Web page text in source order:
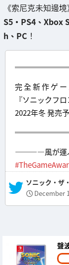
《索尼克未知邊
S5・PS4、Xbox
h、PC ！
完 全 新 作 ゲ ー
『ソニックフロ
2022年冬 発売
――――風が運
— ソニック・
December
聲